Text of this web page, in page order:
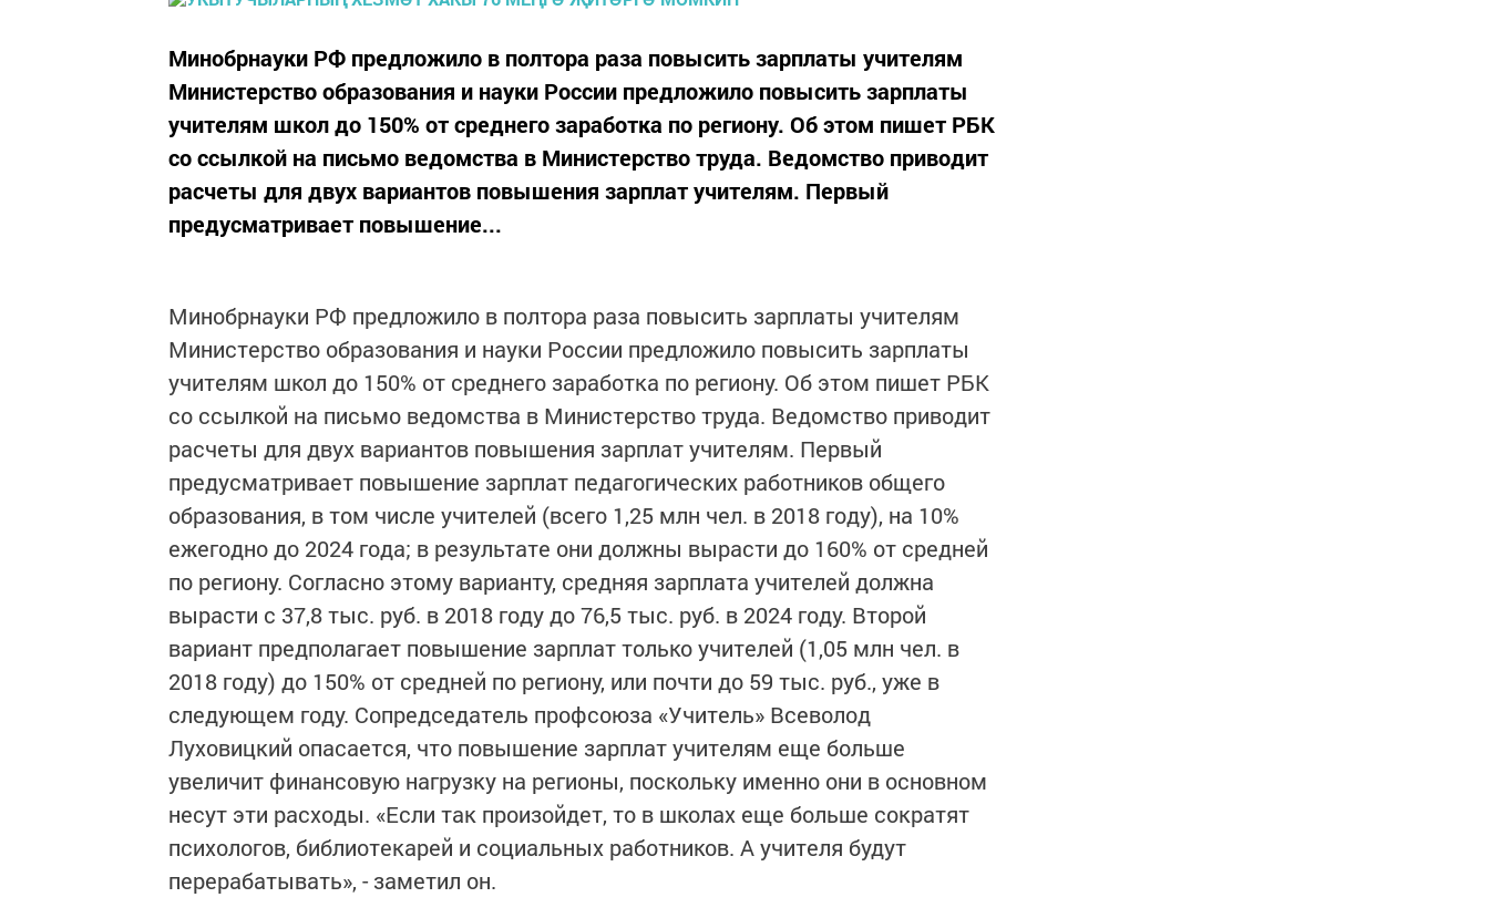
Минобрнауки РФ предложило в полтора раза повысить зарплаты учителям
Министерство образования и науки России предложило повысить зарплаты
учителям школ до 150% от среднего заработка по региону. Об этом пишет РБК
со ссылкой на письмо ведомства в Министерство труда. Ведомство приводит
расчеты для двух вариантов повышения зарплат учителям. Первый
предусматривает повышение...
Минобрнауки РФ предложило в полтора раза повысить зарплаты учителям
Министерство образования и науки России предложило повысить зарплаты
учителям школ до 150% от среднего заработка по региону. Об этом пишет РБК
со ссылкой на письмо ведомства в Министерство труда. Ведомство приводит
расчеты для двух вариантов повышения зарплат учителям. Первый
предусматривает повышение зарплат педагогических работников общего
образования, в том числе учителей (всего 1,25 млн чел. в 2018 году), на 10%
ежегодно до 2024 года; в результате они должны вырасти до 160% от средней
по региону. Согласно этому варианту, средняя зарплата учителей должна
вырасти с 37,8 тыс. руб. в 2018 году до 76,5 тыс. руб. в 2024 году. Второй
вариант предполагает повышение зарплат только учителей (1,05 млн чел. в
2018 году) до 150% от средней по региону, или почти до 59 тыс. руб., уже в
следующем году. Сопредседатель профсоюза «Учитель» Всеволод
Луховицкий опасается, что повышение зарплат учителям еще больше
увеличит финансовую нагрузку на регионы, поскольку именно они в основном
несут эти расходы. «Если так произойдет, то в школах еще больше сократят
психологов, библиотекарей и социальных работников. А учителя будут
перерабатывать», - заметил он.